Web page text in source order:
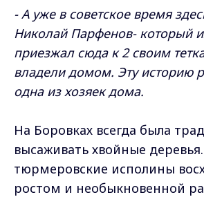
- А уже в советское время
Николай Парфенов- который
приезжал сюда к 2 своим
владели домом. Эту историю
одна из хозяек дома.
На Боровках всегда была
высаживать хвойные
тюрмеровские исполины
ростом и необыкновенной